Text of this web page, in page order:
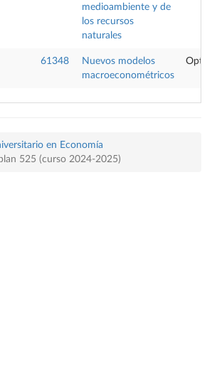
medioambiente y de
los recursos
naturales
61348
Nuevos modelos
macroeconométricos
en Economía
525 (curso 2024-2025)